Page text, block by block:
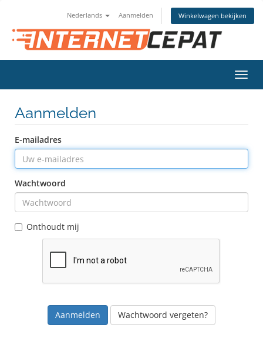
Nederlands Aanmelden Winkelwagen bekijken
in-/
Aanmelden
E-mailadres
Wachtwoord
Onthoudt mij
Wachtwoord vergeten?